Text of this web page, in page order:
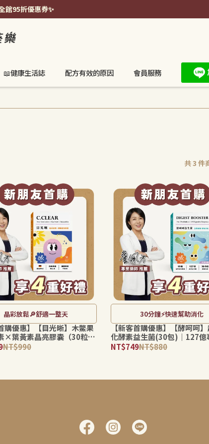
館95折優惠券✨
📖健康生活誌 配方有效的原因 會員服務
共 3 件
晶彩放鬆🔎舒適一整天
購優惠】【目光晰】木鱉果
×葉黃素晶亮膠囊（30粒）
常舒適・晶亮守護・素食可
NT$990
30分鐘⚡️快速幫助消化
【新客首購優惠】【酵呵呵
化酵素益生菌(30包)｜127億
生菌＋19種活性酵素×益生質
NT$749NT$880